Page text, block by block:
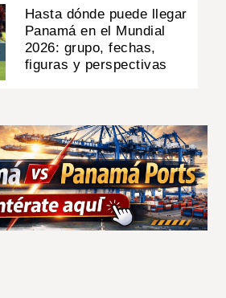
Hasta dónde puede llegar
Panamá en el Mundial
2026: grupo, fechas,
figuras y perspectivas